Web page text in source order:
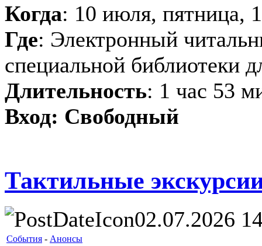
Когда: 10 июля, пятница,
Где: Электронный
специальной библиотеки
Длительность: 1 час 53
Вход: Свободный
Тактильные
02.07.2026
События - Анонсы